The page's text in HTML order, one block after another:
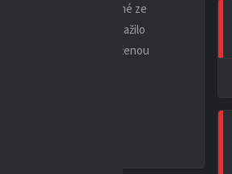
jejich bránu a po jedné ze
zatímco Jevíčko se snažilo
utkání skončilo zaslouženou
na 15:30.